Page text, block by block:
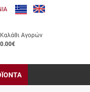
Καλάθι Αγορών
0.00€